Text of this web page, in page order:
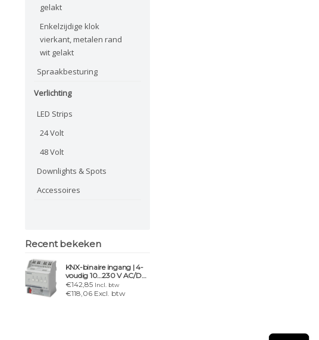
gelakt
Enkelzijdige klok
vierkant, metalen rand
wit gelakt
Spraakbesturing
Verlichting
LED Strips
24 Volt
48 Volt
Downlights & Spots
Accessoires
Recent bekeken
KNX-binaire ingang | 4-
voudig 10…230 V AC/DC
N 263D31
€142,85 Incl. btw
€118,06 Excl. btw